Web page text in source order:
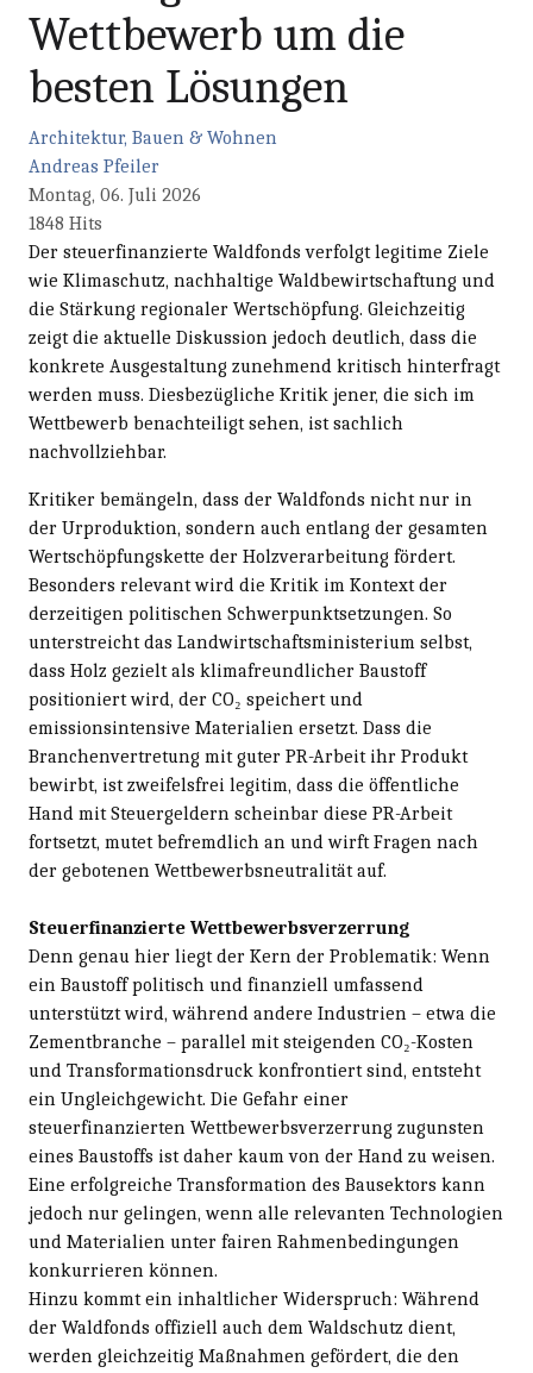
Wettbewerb um die
besten Lösungen
Architektur, Bauen & Wohnen
Andreas Pfeiler
Montag, 06. Juli 2026
1848 Hits
Der steuerfinanzierte Waldfonds verfolgt legitime Ziele
wie Klimaschutz, nachhaltige Waldbewirtschaftung und
die Stärkung regionaler Wertschöpfung. Gleichzeitig
zeigt die aktuelle Diskussion jedoch deutlich, dass die
konkrete Ausgestaltung zunehmend kritisch hinterfragt
werden muss. Diesbezügliche Kritik jener, die sich im
Wettbewerb benachteiligt sehen, ist sachlich
nachvollziehbar.
Kritiker bemängeln, dass der Waldfonds nicht nur in
der Urproduktion, sondern auch entlang der gesamten
Wertschöpfungskette der Holzverarbeitung fördert.
Besonders relevant wird die Kritik im Kontext der
derzeitigen politischen Schwerpunktsetzungen. So
unterstreicht das Landwirtschaftsministerium selbst,
dass Holz gezielt als klimafreundlicher Baustoff
positioniert wird, der CO₂ speichert und
emissionsintensive Materialien ersetzt. Dass die
Branchenvertretung mit guter PR-Arbeit ihr Produkt
bewirbt, ist zweifelsfrei legitim, dass die öffentliche
Hand mit Steuergeldern scheinbar diese PR-Arbeit
fortsetzt, mutet befremdlich an und wirft Fragen nach
der gebotenen Wettbewerbsneutralität auf.
Steuerfinanzierte Wettbewerbsverzerrung
Denn genau hier liegt der Kern der Problematik: Wenn
ein Baustoff politisch und finanziell umfassend
unterstützt wird, während andere Industrien – etwa die
Zementbranche – parallel mit steigenden CO₂-Kosten
und Transformationsdruck konfrontiert sind, entsteht
ein Ungleichgewicht. Die Gefahr einer
steuerfinanzierten Wettbewerbsverzerrung zugunsten
eines Baustoffs ist daher kaum von der Hand zu weisen.
Eine erfolgreiche Transformation des Bausektors kann
jedoch nur gelingen, wenn alle relevanten Technologien
und Materialien unter fairen Rahmenbedingungen
konkurrieren können.
Hinzu kommt ein inhaltlicher Widerspruch: Während
der Waldfonds offiziell auch dem Waldschutz dient,
werden gleichzeitig Maßnahmen gefördert, die den